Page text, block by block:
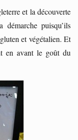
et la découverte
démarche puisqu’ils
et végétalien. Et
en avant le goût du